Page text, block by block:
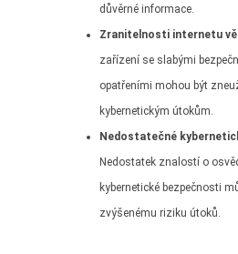
důvěrné informace.
Zranitelnosti internetu
zařízení se slabými
opatřeními mohou být
kybernetickým útokům.
Nedostatečné
Nedostatek znalostí o
kybernetické bezpečnosti
zvýšenému riziku útoků.